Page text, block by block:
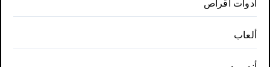
أدوات أقراص
ألعاب